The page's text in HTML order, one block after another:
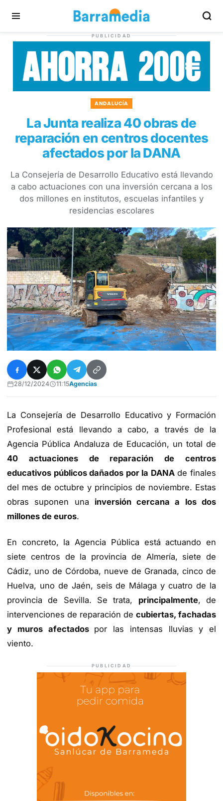
PUBLICIDAD
ANDALUCÍA
La Junta realiza 40 obras de
reparación en centros docentes
afectados por la DANA
La Consejería de Desarrollo Educativo está llevando
a cabo actuaciones con una inversión cercana a los
dos millones en institutos, escuelas infantiles y
residencias escolares
28/12/2024 11:15Agencias
La Consejería de Desarrollo Educativo y Formación
Profesional está llevando a cabo, a través de la
Agencia Pública Andaluza de Educación, un total de
40 actuaciones de reparación de centros
educativos públicos dañados por la DANAde finales
del mes de octubre y principios de noviembre. Estas
obras suponen una inversión cercana a los dos
millones de euros.
En concreto, la Agencia Pública está actuando en
siete centros de la provincia de Almería, siete de
Cádiz, uno de Córdoba, nueve de Granada, cinco de
Huelva, uno de Jaén, seis de Málaga y cuatro de la
provincia de Sevilla. Se trata, principalmente, de
intervenciones de reparación de cubiertas, fachadas
y muros afectados por las intensas lluvias y el
viento.
PUBLICIDAD